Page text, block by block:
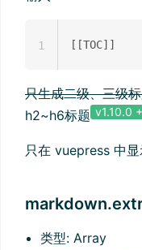
1
只生成二级、三级
h2~h6标题 v1.10.0 +
只在 vuepress 中
类型: Array